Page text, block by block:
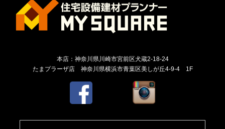
本店：神奈川県川崎市宮前区犬蔵2-18-24
たまプラーザ店 神奈川県横浜市青葉区美しが丘4-9-4 1F